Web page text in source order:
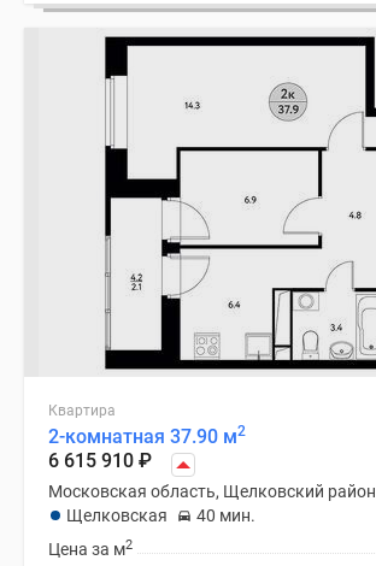
Квартира
2-комнатная 37.90 м2
6 615 910 ₽
Московская область, Щелковский район
Щелковская
40 мин.
Цена за м2